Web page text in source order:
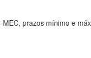
prazos mínimo e